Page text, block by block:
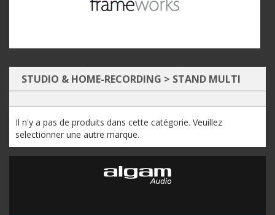
STUDIO & HOME-RECORDING > STAND MULTI
MEDIA
Il n'y a pas de produits dans cette catégorie. Veuillez
selectionner une autre marque.